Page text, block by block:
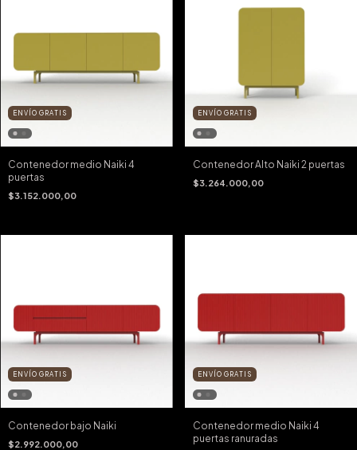
ENVÍO GRATIS
Contenedor medio Naiki 4
puertas
$3.152.000,00
ENVÍO GRATIS
Contenedor Alto Naiki 2 puertas
$3.264.000,00
ENVÍO GRATIS
Contenedor bajo Naiki
$2.992.000,00
ENVÍO GRATIS
Contenedor medio Naiki 4
puertas ranuradas